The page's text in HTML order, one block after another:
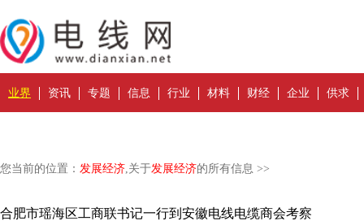
业界 资讯 专题 信息 行业 材料 财经 企业 供求
您当前的位置： 发展经济,关于发展经济的所有信息 >>
合肥市瑶海区工商联书记一行到安徽电线电缆商会考察